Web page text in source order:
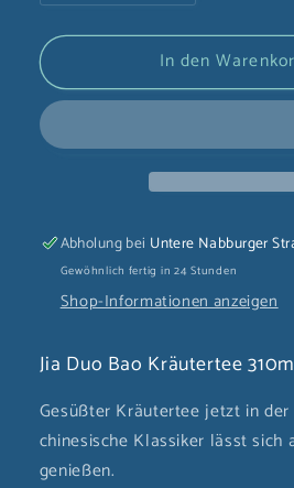
die
Menge
Jia
die
Menge
für
Jia
In den
Abholung bei Untere Nabburger
Gewöhnlich fertig in 24 Stunden
Shop-Informationen anzeigen
Jia Duo Bao Kräutertee
Gesüßter Kräutertee jetzt in
chinesische Klassiker lässt sich
genießen.